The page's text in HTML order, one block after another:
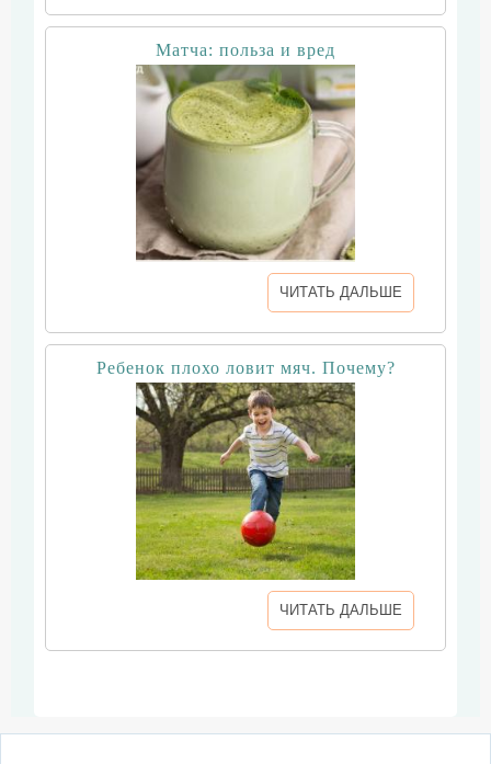
Матча: польза и вред
ЧИТАТЬ ДАЛЬШЕ
Ребенок плохо ловит мяч. Почему?
ЧИТАТЬ ДАЛЬШЕ